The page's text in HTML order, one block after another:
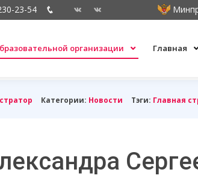
23-54
организации Главная
Категории: Новости Тэги: Главная